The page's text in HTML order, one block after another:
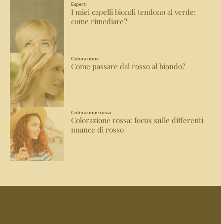
Esperti
I miei capelli biondi tendono al verde:
come rimediare?
Colorazione
Come passare dal rosso al biondo?
Colorazione rossa
Colorazione rossa: focus sulle differenti
nuance di rosso